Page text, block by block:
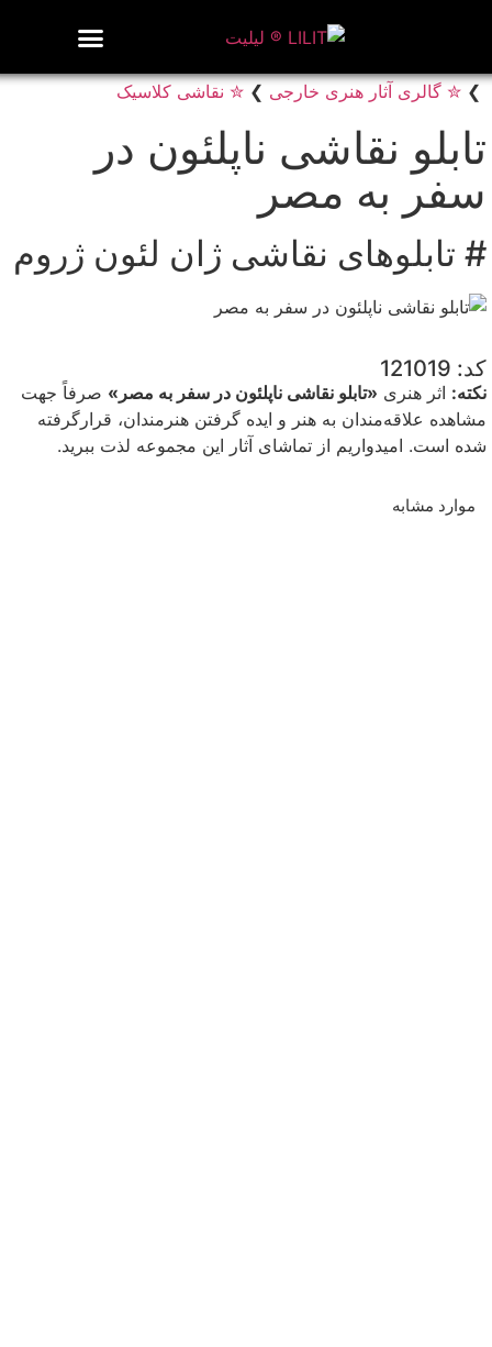
❯ ✮ گالری آثار هنری خارجی ❯ ✮ نقاشی کلاسیک
تابلو نقاشی ناپلئون در
سفر به مصر
# تابلوهای نقاشی ژان لئون ژروم
کد: 121019
نکته: اثر هنری «تابلو نقاشی ناپلئون در سفر به مصر» صرفاً جهت
مشاهده علاقه‌مندان به هنر و ایده گرفتن هنرمندان، قرارگرفته
شده است. امیدواریم از تماشای آثار این مجموعه لذت ببرید.
موارد مشابه